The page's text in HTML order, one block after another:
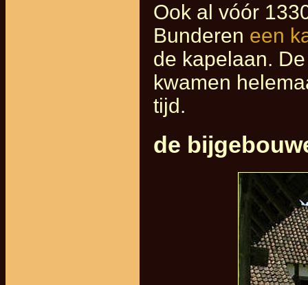
Ook al vóór
Bunderen een
de kapelaan.
kwamen
tijd.
de